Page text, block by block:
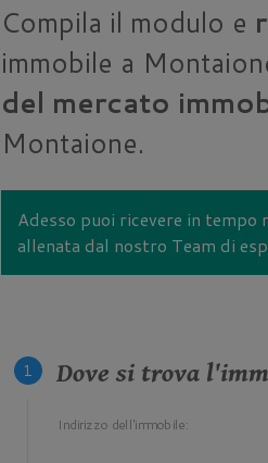
Compila il modulo e
immobile a
del mercato
Montaione.
Adesso puoi ricevere in tempo
allenata dal nostro Team di
Dove si trova
Indirizzo dell'immobile: